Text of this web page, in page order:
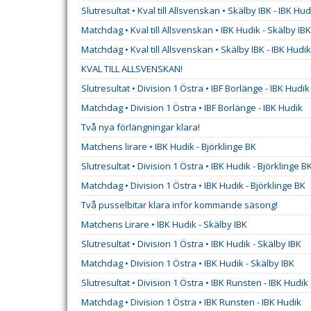
Slutresultat • Kval till Allsvenskan • Skälby IBK - IBK
Matchdag • Kval till Allsvenskan • IBK Hudik - Skälby IBK
Matchdag • Kval till Allsvenskan • Skälby IBK - IBK Hudik
KVAL TILL ALLSVENSKAN!
Slutresultat • Division 1 Östra • IBF Borlänge - IBK Hudik
Matchdag • Division 1 Östra • IBF Borlänge - IBK Hudik
Två nya förlängningar klara!
Matchens lirare • IBK Hudik - Björklinge BK
Slutresultat • Division 1 Östra • IBK Hudik - Björklinge
Matchdag • Division 1 Östra • IBK Hudik - Björklinge BK
Två pusselbitar klara inför kommande säsong!
Matchens Lirare • IBK Hudik - Skälby IBK
Slutresultat • Division 1 Östra • IBK Hudik - Skälby IBK
Matchdag • Division 1 Östra • IBK Hudik - Skälby IBK
Slutresultat • Division 1 Östra • IBK Runsten - IBK Hudik
Matchdag • Division 1 Östra • IBK Runsten - IBK Hudik